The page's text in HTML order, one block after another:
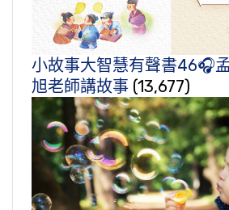
小故事大智慧有聲書46🎧
旭老師講故事 (13,677)